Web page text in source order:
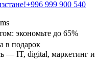
+996 999 900 540
экономьте до 65%
в подарок
— IT, digital, маркетинг и